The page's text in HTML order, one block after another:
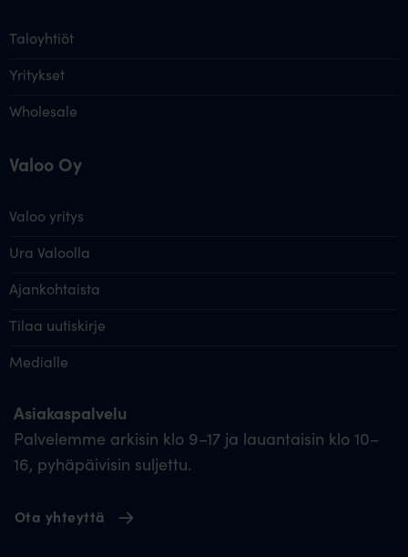
Taloyhtiöt
Yritykset
Wholesale
Valoo Oy
Valoo yritys
Ura Valoolla
Ajankohtaista
Tilaa uutiskirje
Medialle
Asiakaspalvelu
Palvelemme arkisin klo 9–17 ja lauantaisin klo 10–
16, pyhäpäivisin suljettu.
Ota yhteyttä